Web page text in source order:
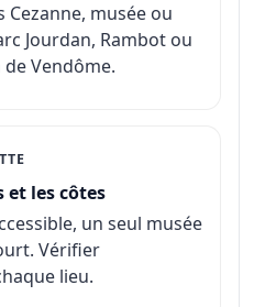
musée ou
Jourdan, Rambot ou
Vendôme.
et les côtes
un seul musée
Vérifier
lieu.